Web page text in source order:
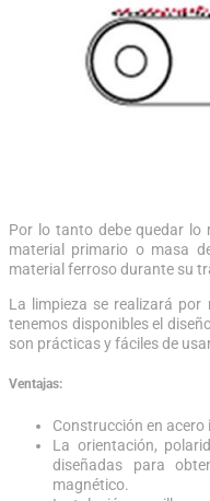
Por lo tanto debe quedar lo
material primario o masa
material ferroso durante su
La limpieza se realizará por
tenemos disponibles el
son prácticas y fáciles de
Ventajas:
Construcción en acero
La orientación,
diseñadas para
magnético.